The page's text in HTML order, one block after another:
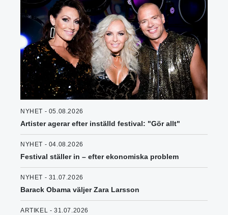
NYHET - 05.08.2026
Artister agerar efter inställd festival: "Gör allt"
NYHET - 04.08.2026
Festival ställer in – efter ekonomiska problem
NYHET - 31.07.2026
Barack Obama väljer Zara Larsson
ARTIKEL - 31.07.2026